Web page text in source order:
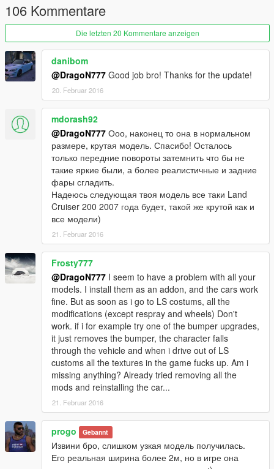
106 Kommentare
Die letzten 20 Kommentare anzeigen
danibom
@DragoN777 Good job bro! Thanks for the update!
20. Februar 2016
mdorash92
@DragoN777 Ооо, наконец то она в нормальном
размере, крутая модель. Спасибо! Осталось
только передние повороты затемнить что бы не
такие яркие были, а более реалистичные и задние
фары сгладить.
Надеюсь следующая твоя модель все таки Land
Cruiser 200 2007 года будет, такой же крутой как и
все модели)
21. Februar 2016
Frosty777
@DragoN777 I seem to have a problem with all your
models. I install them as an addon, and the cars work
fine. But as soon as i go to LS costums, all the
modifications (except respray and wheels) Don't
work. if i for example try one of the bumper upgrades,
it just removes the bumper, the character falls
through the vehicle and when i drive out of LS
customs all the textures in the game fucks up. Am i
missing anything? Already tried removing all the
mods and reinstalling the car...
21. Februar 2016
progo Gebannt
Извини бро, слишком узкая модель получилась.
Его реальная ширина более 2м, но в игре она